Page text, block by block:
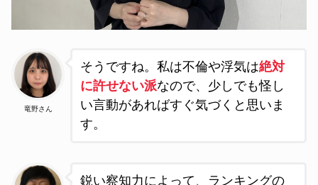
竜野さん
そうですね。私は不倫や浮気は絶対
に許せない派なので、少しでも怪し
い言動があればすぐ気づくと思いま
す。
鋭い察知力によって、ランキングの